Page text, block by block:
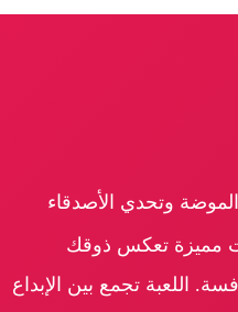
وتحدي الأصدقاء
مميزة تعكس ذوقك
اللعبة تجمع بين الإبداع